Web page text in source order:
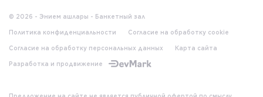
© 2026 - Энием ашлары - Банкетный зал
Политика конфиденциальности Согласие на обработку cookie
Согласие на обработку персональных данных Карта сайта
Разработка и продвижение